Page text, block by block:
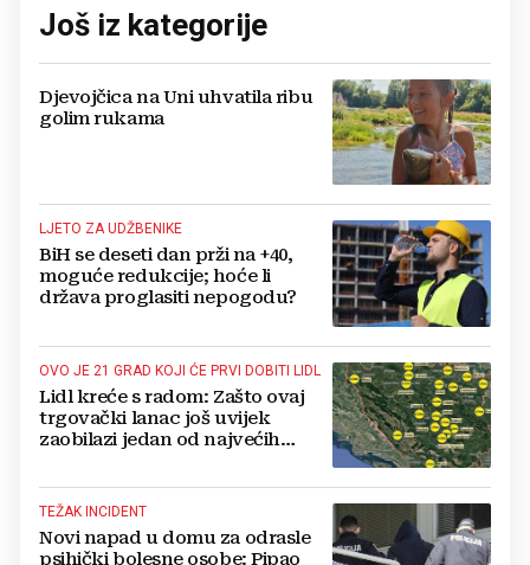
Još iz kategorije
Djevojčica na Uni uhvatila ribu
golim rukama
LJETO ZA UDŽBENIKE
BiH se deseti dan prži na +40,
moguće redukcije; hoće li
država proglasiti nepogodu?
OVO JE 21 GRAD KOJI ĆE PRVI DOBITI LIDL
Lidl kreće s radom: Zašto ovaj
trgovački lanac još uvijek
zaobilazi jedan od najvećih
TEŽAK INCIDENT
Novi napad u domu za odrasle
psihički bolesne osobe: Pipao